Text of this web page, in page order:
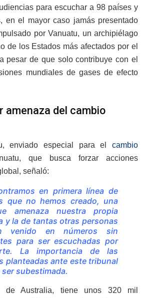
para escuchar a 98 países y
en el mayor caso jamás presentado
por Vanuatu, un archipiélago
de los Estados más afectados por el
pesar de que solo contribuye con el
mundiales de gases de efecto
amenaza del cambio
enviado especial para el cambio
que busca forzar acciones
señaló:
en primera línea de
que no hemos creado, una
amenaza nuestra propia
y la de tantas otras personas
venido en números sin
para ser escuchadas por
La importancia de las
planteadas ante este tribunal
subestimada.
de Australia, tiene unos 320 mil